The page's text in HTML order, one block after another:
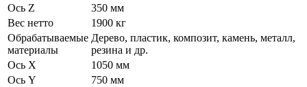
Ось Z
350 мм
Вес нетто
1900 кг
Обрабатываемые
материалы
Дерево, пластик, композит, камень, металл,
резина и др.
Ось X
1050 мм
Ось Y
750 мм